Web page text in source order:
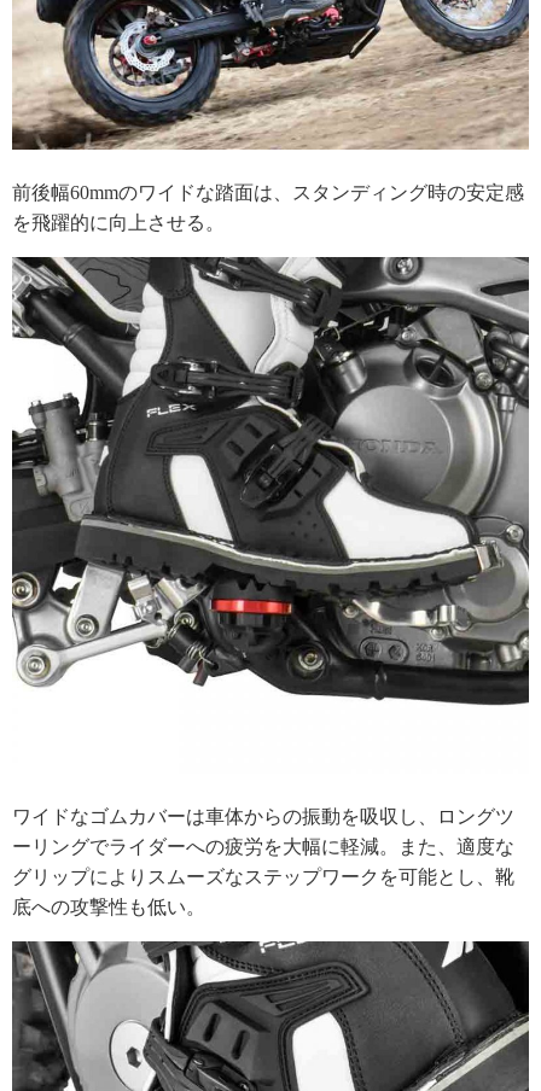
前後幅60mmのワイドな踏面は、スタンディング時の安定感
を飛躍的に向上させる。
ワイドなゴムカバーは車体からの振動を吸収し、ロングツ
ーリングでライダーへの疲労を大幅に軽減。また、適度な
グリップによりスムーズなステップワークを可能とし、靴
底への攻撃性も低い。